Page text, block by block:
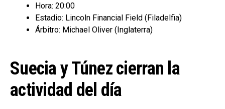
Hora: 20:00
Estadio: Lincoln Financial Field (Filadelfia)
Árbitro: Michael Oliver (Inglaterra)
Suecia y Túnez cierran la
actividad del día